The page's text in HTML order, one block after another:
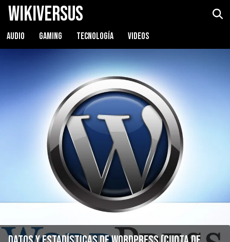
WikiVersus
AUDIO GAMING TECNOLOGÍA VIDEOS